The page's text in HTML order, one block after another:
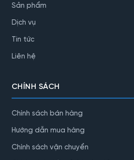
Sản phẩm
Dịch vụ
Tin tức
Liên hệ
CHÍNH SÁCH
Chính sách bán hàng
Hướng dẫn mua hàng
Chính sách vận chuyển